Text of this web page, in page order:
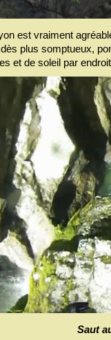
est vraiment
plus somptueux,
et de soleil par
Saut